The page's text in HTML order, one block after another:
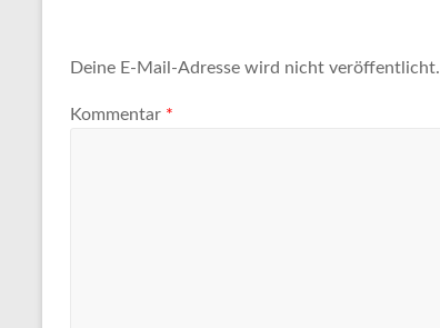
und
zum
Deine E-Mail-Adresse wird nicht veröffentlicht.
Kommentar *